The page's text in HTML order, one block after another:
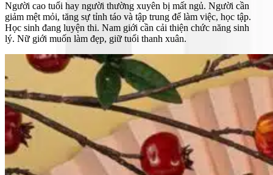
Người cao tuổi hay người thường xuyên bị mất ngủ. Người cần
giảm mệt mỏi, tăng sự tỉnh táo và tập trung để làm việc, học tập.
Học sinh đang luyện thi. Nam giới cần cải thiện chức năng sinh
lý. Nữ giới muốn làm đẹp, giữ tuổi thanh xuân.